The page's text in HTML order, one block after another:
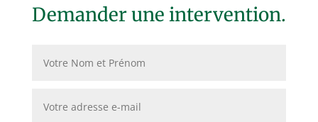
Demander une intervention.